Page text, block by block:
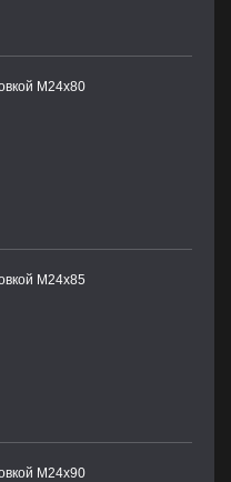
М24х80
М24х85
М24х90